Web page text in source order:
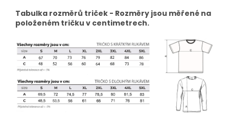
Tabulka rozměrů triček - Rozměry jsou měřené na
položeném tričku v centimetrech.